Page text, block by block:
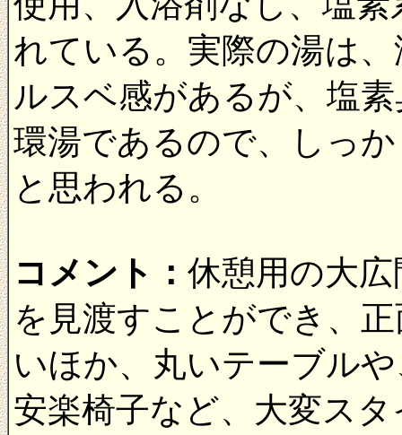
れている。実際の湯は
ルスベ感があるが、塩
環湯であるので、しっ
と思われる。
コメント： 休憩用の大
を見渡すことができ、
いほか、丸いテーブル
安楽椅子など、大変ス